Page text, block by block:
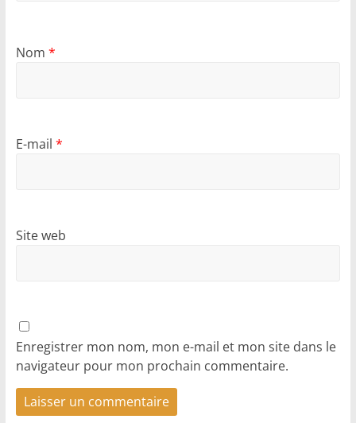
Nom *
E-mail *
Site web
Enregistrer mon nom, mon e-mail et mon site dans le
navigateur pour mon prochain commentaire.